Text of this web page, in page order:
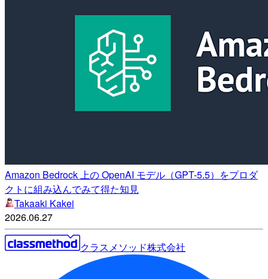
Amazon Bedrock 上の OpenAI モデル（GPT-5.5）をプロダ
クトに組み込んでみて得た知見
Takaaki Kakei
2026.06.27
クラスメソッド株式会社